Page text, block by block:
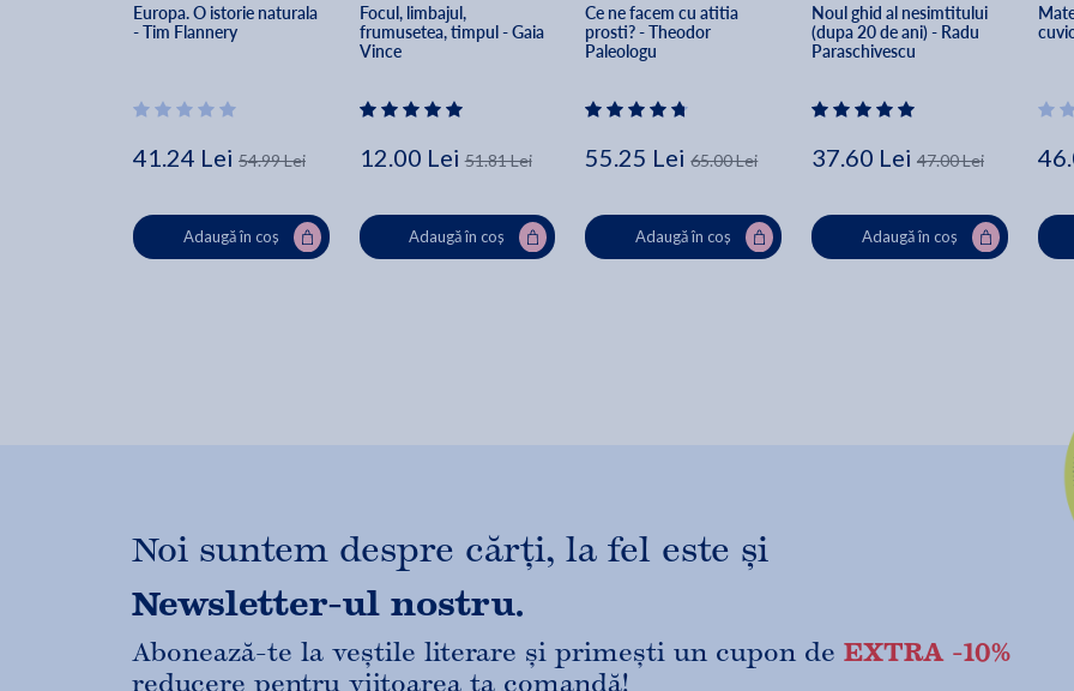
Europa. O istorie naturala
- Tim Flannery
41.24 Lei 54.99 Lei
Adaugă în coș
Focul, limbajul,
frumusetea, timpul - Gaia
Vince
12.00 Lei 51.81 Lei
Adaugă în coș
Ce ne facem cu atitia
prosti? - Theodor
Paleologu
55.25 Lei 65.00 Lei
Adaugă în coș
Noul ghid al nesimtitului
(dupa 20 de ani) - Radu
Paraschivescu
37.60 Lei 47.00 Lei
Adaugă în coș
Noi suntem despre cărți, la fel este și
Newsletter-ul nostru.
Abonează-te la veștile literare și primești un cupon de EXTRA -10%
reducere pentru viitoarea ta comandă!